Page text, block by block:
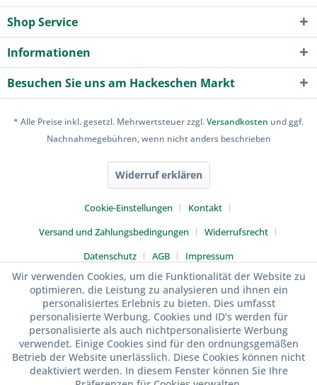
Shop Service
Informationen
Besuchen Sie uns am Hackeschen Markt
* Alle Preise inkl. gesetzl. Mehrwertsteuer zzgl.Versandkosten und ggf.
Nachnahmegebühren, wenn nicht anders beschrieben
Widerruf erklären
Cookie-Einstellungen
Kontakt
Versand und Zahlungsbedingungen
Widerrufsrecht
Datenschutz
AGB Impressum
Wir verwenden Cookies, um die Funktionalität der Website zu
optimieren, die Leistung zu analysieren und ihnen ein
personalisiertes Erlebnis zu bieten. Dies umfasst
personalisierte Werbung. Cookies und ID’s werden für
personalisierte als auch nichtpersonalisierte Werbung
verwendet. Einige Cookies sind für den ordnungsgemäßen
Betrieb der Website unerlässlich. Diese Cookies können nicht
deaktiviert werden. In diesem Fenster können Sie Ihre